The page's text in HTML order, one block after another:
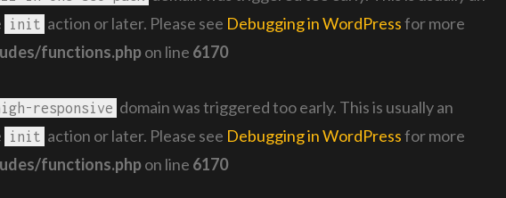
init action or later. Please see Debugging in WordPressfor more
functions.phpon line 6170
responsive domain was triggered too early. This is usually an
init action or later. Please see Debugging in WordPressfor more
functions.phpon line 6170